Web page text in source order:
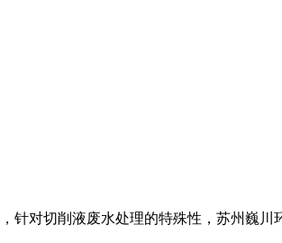
针对切削液废水处理的特殊性，苏州巍川